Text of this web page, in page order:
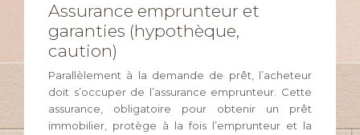
Assurance emprunteur et
garanties (hypothèque,
caution)
Parallèlement à la demande de prêt, l’acheteur
doit s’occuper de l’assurance emprunteur. Cette
assurance, obligatoire pour obtenir un prêt
immobilier, protège à la fois l’emprunteur et la